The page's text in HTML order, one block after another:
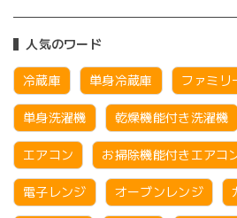
人気のワード
冷蔵庫 単身冷蔵庫 ファミリ
単身洗濯機 乾燥機能付き洗濯機
エアコン お掃除機能付きエアコ
電子レンジ オーブンレンジ